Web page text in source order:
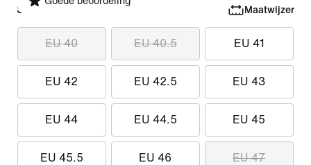
Selecteer maat Maatwijzer
EU 40 EU 40.5 EU 41
EU 42 EU 42.5 EU 43
EU 44 EU 44.5 EU 45
EU 45.5 EU 46 EU 47